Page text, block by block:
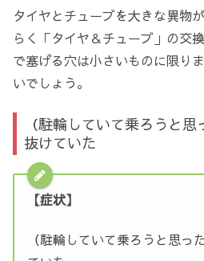
タイヤとチューブを大きな異物
らく「タイヤ＆チューブ」の交
で塞げる穴は小さいものに限り
いでしょう。
（駐輪していて乗ろうと
抜けていた
【症状】
（駐輪していて乗ろうと思っ